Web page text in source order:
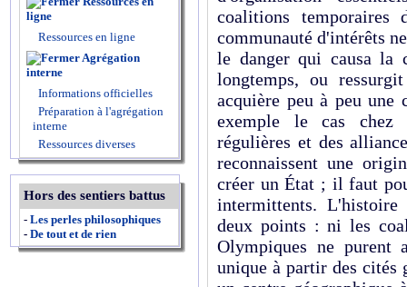
ligne
Ressources en ligne
Agrégation
interne
Informations officielles
Préparation à l'agrégation
interne
Ressources diverses
Hors des sentiers battus
- Les perles philosophiques
- De tout et de rien
coalitions temporaires
communauté d'intérêts
le danger qui causa la
longtemps, ou
acquière peu à peu une
exemple le cas chez
régulières et des
reconnaissent une
créer un État ; il faut
intermittents.
deux points : ni les
Olympiques ne purent
unique à partir des cités